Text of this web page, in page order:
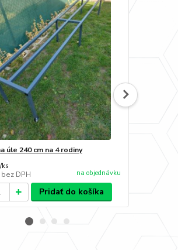
úle 240 cm na 4 rodiny
/ks
bez DPH na objednávku
Pridať do košíka